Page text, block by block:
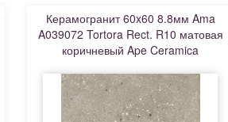
Керамогранит 60x60 8.8мм Ama
A039072 Tortora Rect. R10 матовая
коричневый Ape Ceramica